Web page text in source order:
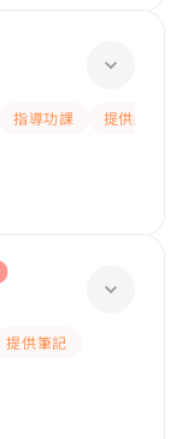
指導功課
提供練習題
提供筆記